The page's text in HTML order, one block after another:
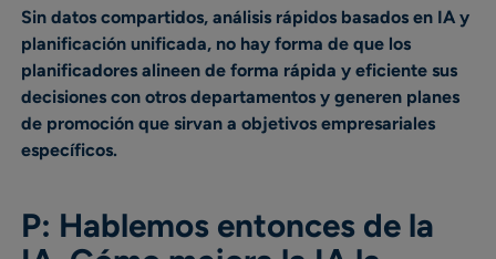
Sin datos compartidos, análisis rápidos basados en IA y
planificación unificada, no hay forma de que los
planificadores alineen de forma rápida y eficiente sus
decisiones con otros departamentos y generen planes
de promoción que sirvan a objetivos empresariales
específicos.
P: Hablemos entonces de la